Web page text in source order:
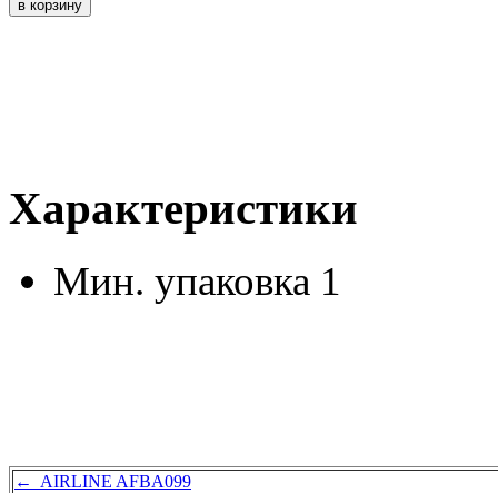
Характеристики
Мин. упаковка 1
← AIRLINE AFBA099